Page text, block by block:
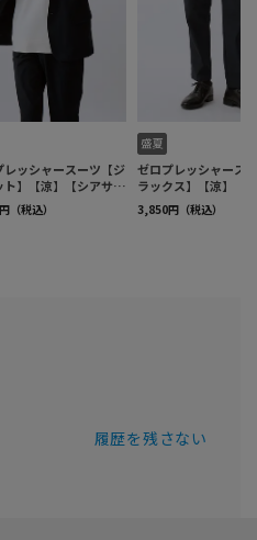
履歴を残さない